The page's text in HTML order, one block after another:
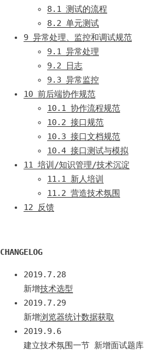
8.1 测试的流程
8.2 单元测试
9 异常处理、监控和调试规范
9.1 异常处理
9.2 日志
9.3 异常监控
10 前后端协作规范
10.1 协作流程规范
10.2 接口规范
10.3 接口文档规范
10.4 接口测试与模拟
11 培训/知识管理/技术沉淀
11.1 新人培训
11.2 营造技术氛围
12 反馈
CHANGELOG
2019.7.28
新增技术选型
2019.7.29
新增浏览器统计数据获取
2019.9.6
建立技术氛围一节 新增面试题库